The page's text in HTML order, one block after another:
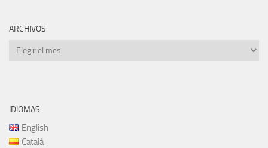
ARCHIVOS
Archivos
IDIOMAS
English
Català